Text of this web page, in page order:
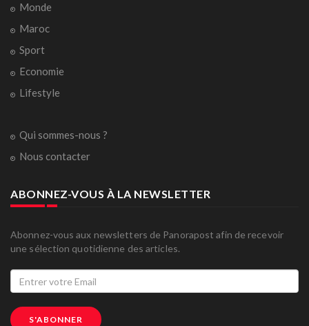
Monde
Maroc
Sport
Economie
Lifestyle
Qui sommes-nous ?
Nous contacter
ABONNEZ-VOUS À LA NEWSLETTER
Abonnez-vous aux newsletters de Panorapost afin de recevoir
une sélection quotidienne des articles.
S'ABONNER